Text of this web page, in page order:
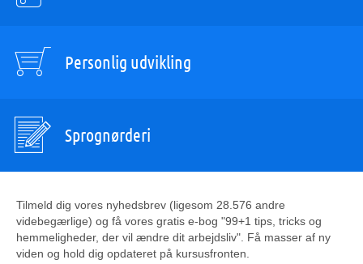
Personlig udvikling
Sprognørderi
Tilmeld dig vores nyhedsbrev (ligesom 28.576 andre
videbegærlige) og få vores gratis e-bog "99+1 tips, tricks og
hemmeligheder, der vil ændre dit arbejdsliv". Få masser af ny
viden og hold dig opdateret på kursusfronten.